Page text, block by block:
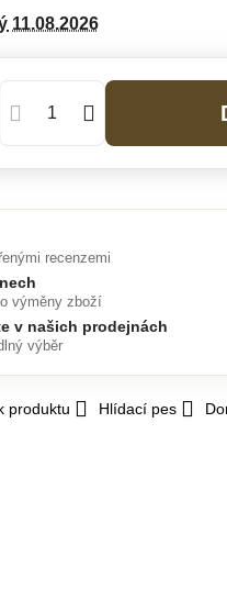
11.08.2026
produktu Hlídací pes
recenzemi
výměny zboží
v našich prodejnách
výběr